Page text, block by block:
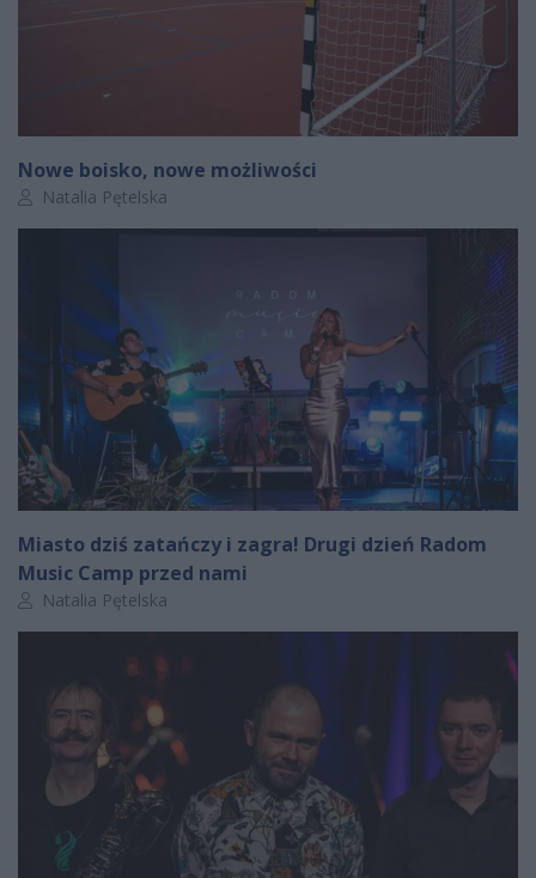
Nowe boisko, nowe możliwości
Autor artykułu:
Natalia Pętelska
Miasto dziś zatańczy i zagra! Drugi dzień Radom
Music Camp przed nami
Autor artykułu:
Natalia Pętelska